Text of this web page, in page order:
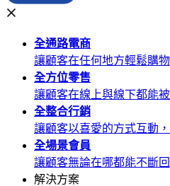
全通路電商
讓顧客在任何地方輕鬆購
全方位零售
讓顧客在線上與線下都能
全整合行銷
讓顧客以喜愛的方式互動
全場景會員
讓顧客無論在哪都能不斷
解決方案